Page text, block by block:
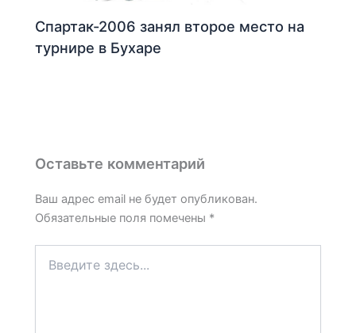
Спартак-2006 занял второе место на
турнире в Бухаре
Оставьте комментарий
Ваш адрес email не будет опубликован.
Обязательные поля помечены *
здесь...